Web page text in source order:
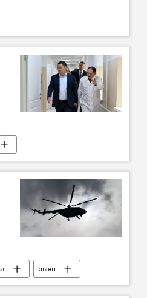
зыян